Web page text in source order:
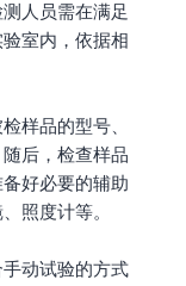
人员需在满足
室内，依据相
样品的型号、
后，检查样品
好必要的辅助
照度计等。
动试验的方式